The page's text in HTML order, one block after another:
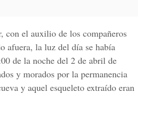
con el auxilio de los compañeros
afuera, la luz del día se había
de la noche del 2 de abril de
y morados por la permanencia
y aquel esqueleto extraído eran